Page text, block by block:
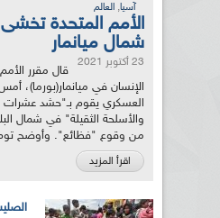
آسيا, العالم
الأمم المتحدة
شمال ميانمار
23 أكتوبر 2021
قال مقرر
الإنسان في ميانمار(بورما)،
العسكري يقوم بـ"حشد عشرات
والأسلحة الثقيلة" في شمال
من وقوع "فظائع". وأوضح
اقرأ المزيد